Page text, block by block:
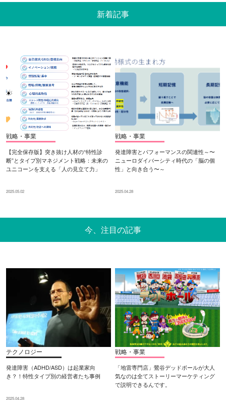
新着記事
戦略・事業
【完全保存版】突き抜け人材の“特性診
断”とタイプ別マネジメント戦略：未来の
ユニコーンを支える「人の見立て力」
2025.05.02
戦略・事業
発達障害とパフォーマンスの関連性～〜
ニューロダイバーシティ時代の「脳の個
性」と向き合う〜～
2025.04.28
今、注目の記事
テクノロジー
発達障害（ADHD/ASD）は起業家向
き？！特性タイプ別の経営者たち事例
2025.04.28
戦略・事業
「地雷専門店」鶯谷デッドボールが大人
気なのは全てストーリーマーケティング
で説明できるんです。